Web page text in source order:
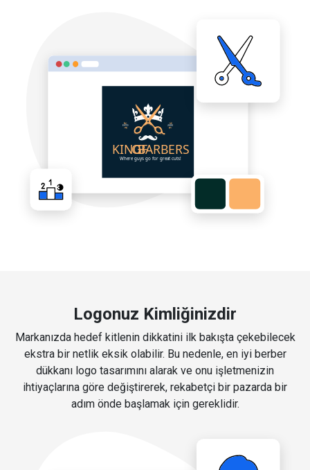
Logonuz Kimliğinizdir
Markanızda hedef kitlenin dikkatini ilk bakışta çekebilecek
ekstra bir netlik eksik olabilir. Bu nedenle, en iyi berber
dükkanı logo tasarımını alarak ve onu işletmenizin
ihtiyaçlarına göre değiştirerek, rekabetçi bir pazarda bir
adım önde başlamak için gereklidir.